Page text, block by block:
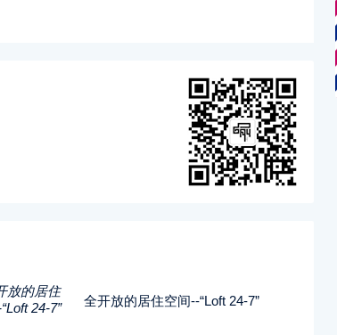
全开放的居住空间--“Loft 24-7”